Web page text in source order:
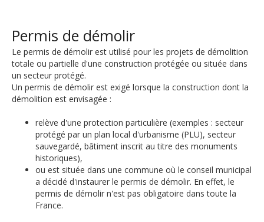
Permis de démolir
Le permis de démolir est utilisé pour les projets de démolition
totale ou partielle d'une construction protégée ou située dans
un secteur protégé.
Un permis de démolir est exigé lorsque la construction dont la
démolition est envisagée :
relève d'une protection particulière (exemples : secteur
protégé par un plan local d'urbanisme (PLU), secteur
sauvegardé, bâtiment inscrit au titre des monuments
historiques),
ou est située dans une commune où le conseil municipal
a décidé d'instaurer le permis de démolir. En effet, le
permis de démolir n'est pas obligatoire dans toute la
France.